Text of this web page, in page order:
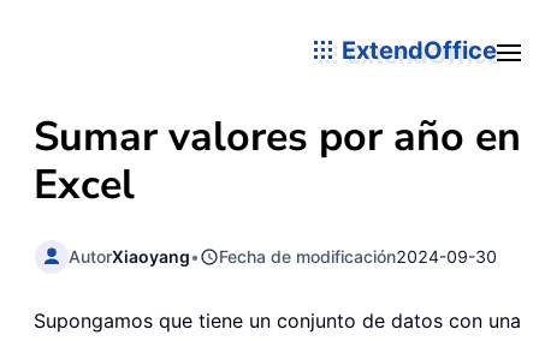
ExtendOffice
Sumar valores por año en
Excel
AutorXiaoyang• Fecha de modificación2024-09-30
Supongamos que tiene un conjunto de datos con una